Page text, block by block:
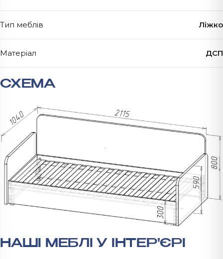
Тип меблів Ліжко
Матеріал ДСП
СХЕМА
НАШІ МЕБЛІ У ІНТЕР'ЄРІ